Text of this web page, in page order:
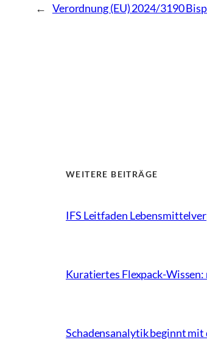
← Verordnung (EU) 2024/3190
WEITERE BEITRÄGE
IFS Leitfaden
Kuratiertes Flexpack-
Schadensanalytik beginnt mit